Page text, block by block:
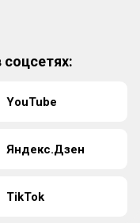
соцсетях:
YouTube
Яндекс.Дзен
TikTok